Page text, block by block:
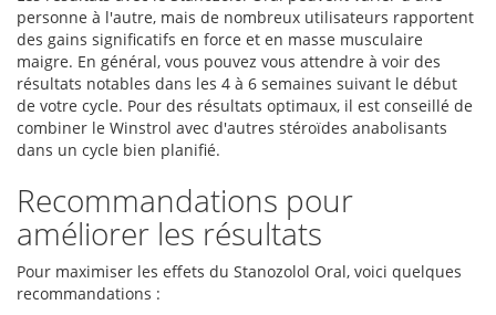
personne à l'autre, mais de nombreux utilisateurs rapportent
des gains significatifs en force et en masse musculaire
maigre. En général, vous pouvez vous attendre à voir des
résultats notables dans les 4 à 6 semaines suivant le début
de votre cycle. Pour des résultats optimaux, il est conseillé de
combiner le Winstrol avec d'autres stéroïdes anabolisants
dans un cycle bien planifié.
Recommandations pour
améliorer les résultats
Pour maximiser les effets du Stanozolol Oral, voici quelques
recommandations :